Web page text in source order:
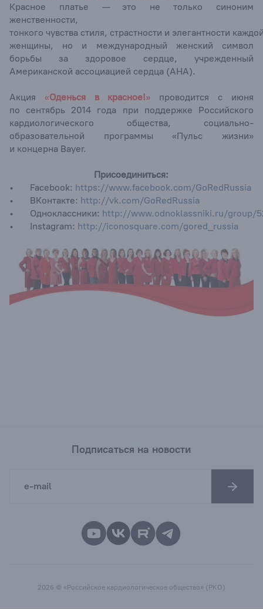
Красное платье — это не только синоним
женственности,
тонкого чувства стиля, страстности и элегантности
женщины, но и международный женский символ
борьбы за здоровое сердце, учрежденный
Американской ассоциацией сердца (AHA).
Акция «Оденься в красное!» проводится с июня
по сентябрь 2014 года при поддержке Российского
кардиологического общества, социально-
образовательной программы «Пульс жизни»
и концерна Bayer.
Присоединиться:
• Facebook: https://www.facebook.com/GoRedRussia
• ВКонтакте: http://vk.com/GoRedRussia
• Одноклассники: http://www.odnoklassniki.ru/group/
• Instagram: http://iconosquare.com/gored_russia
Подписаться на новости
2026 © «Российское кардиологическое общество» (РКО)